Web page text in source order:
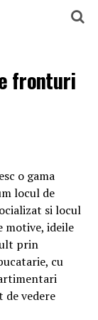
fronturi
o gama
locul de
si locul
motive, ideile
prin
cu
vedere